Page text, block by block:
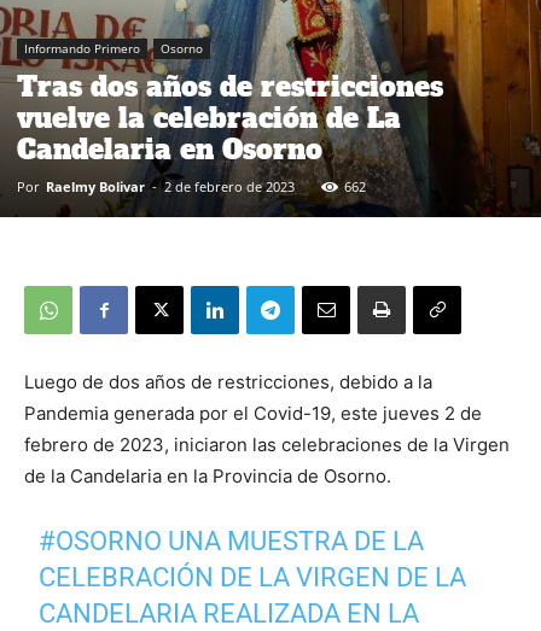
Informando Primero Osorno
Tras dos años de restricciones
vuelve la celebración de La
Candelaria en Osorno
Por Raelmy Bolivar - 2 de febrero de 2023 662
Luego de dos años de restricciones, debido a la
Pandemia generada por el Covid-19, este jueves 2 de
febrero de 2023, iniciaron las celebraciones de la Virgen
de la Candelaria en la Provincia de Osorno.
#OSORNO UNA MUESTRA DE LA
CELEBRACIÓN DE LA VIRGEN DE LA
CANDELARIA REALIZADA EN LA